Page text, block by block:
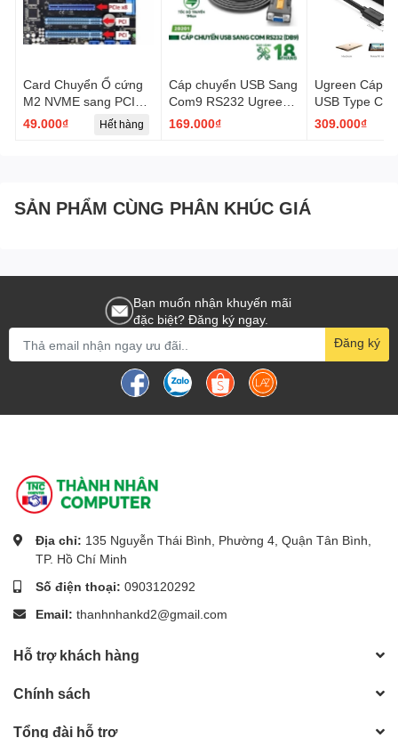
- Xuất xứ: China
- Kích thước: Chiều dài dây: ~20Cm
- Ứng dụng: Chia nguồn SATA cho HDD/SSD/DVD-R trên máy
Card Chuyển Ổ cứng
M2 NVME sang PCIE
X16 X8 X4 Chuyên
49.000₫ Hết hàng
Cáp chuyển USB Sang
Com9 RS232 Ugreen
20201 CR104 dài
169.000₫
Ugreen Cáp
USB Type C
mạng Lan, RJ
309.000₫
SẢN PHẨM CÙNG PHÂN KHÚC GIÁ
Bạn muốn nhận khuyến mãi
đặc biệt? Đăng ký ngay.
Đăng ký
Địa chỉ: 135 Nguyễn Thái Bình, Phường 4, Quận Tân Bình,
TP. Hồ Chí Minh
Số điện thoại: 0903120292
Email: thanhnhankd2@gmail.com
Hỗ trợ khách hàng
Chính sách
Tổng đài hỗ trợ